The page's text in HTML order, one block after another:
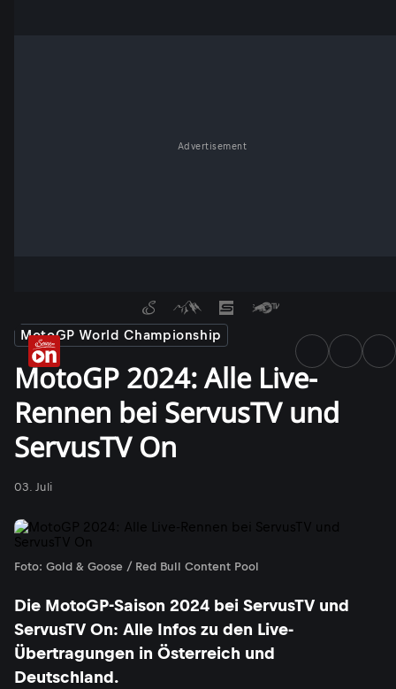
Advertisement
MotoGP World Championship
MotoGP 2024: Alle Live-
Rennen bei ServusTV und
ServusTV On
03. Juli
Foto: Gold & Goose / Red Bull Content Pool
Die MotoGP-Saison 2024 bei ServusTV und
ServusTV On: Alle Infos zu den Live-
Übertragungen in Österreich und
Deutschland.